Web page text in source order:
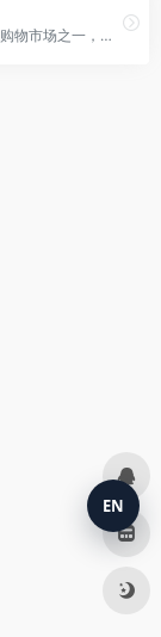
淘宝网是阿里巴巴集团创办的中国最大的在线购物市场之一，提供丰富的商品种类和购物保障，以及全面的社区功能，连接亿万消费者和商家。
EN